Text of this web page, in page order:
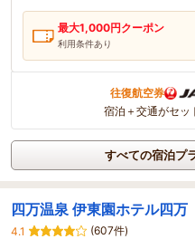
最大1,000円クーポン
利用条件あり
往復航空券
宿泊＋交通がセッ
すべての宿泊プ
四万温泉 伊東園ホテル四万
4.1
(607件)